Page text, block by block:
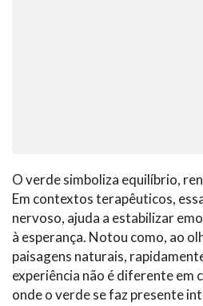
O verde simboliza equilíbrio,
Em contextos terapêuticos,
nervoso, ajuda a estabilizar
à esperança. Notou como, ao
paisagens naturais,
experiência não é diferente em
onde o verde se faz presente